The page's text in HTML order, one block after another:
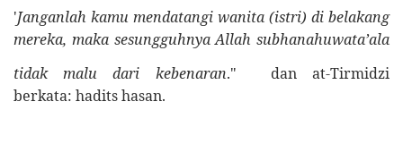
'Janganlah kamu mendatangi wanita (istri) di belakang
mereka, maka sesungguhnya Allah subhanahuwata’ala
tidak malu dari kebenaran."
dan at-Tirmidzi
berkata: hadits hasan.